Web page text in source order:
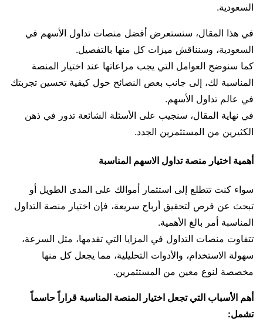
السعودية.
في هذا المقال، سنستعرض أفضل منصات تداول الأسهم في
السعودية، وسنناقش ميزات كل منها بالتفصيل.
كما سنوضح العوامل التي يجب مراعاتها عند اختيار المنصة
المناسبة لك، إلى جانب بعض النصائح حول كيفية تحسين تجربتك
في عالم تداول الأسهم.
في نهاية المقال، سنجيب على الأسئلة الشائعة تدور في ذهن
الكثيرين من المستثمرين الجدد.
أهمية اختيار منصة تداول الاسهم المناسبة
سواء كنت تتطلع إلى استثمار أموالك على المدى الطويل أو
تبحث عن فرص لتحقيق أرباح سريعة، فإن اختيار منصة التداول
المناسبة أمر بالغ الأهمية.
تتفاوت منصات التداول في المزايا التي تقدمها، مثل السرعة،
سهولة الاستخدام، والأدوات التحليلية، مما يجعل كل منها
مخصصة لنوع معين من المستثمرين.
أهم الأسباب التي تجعل اختيار المنصة المناسبة قراراً حاسماً
تشمل: